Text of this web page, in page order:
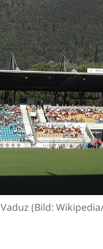
(Bild: